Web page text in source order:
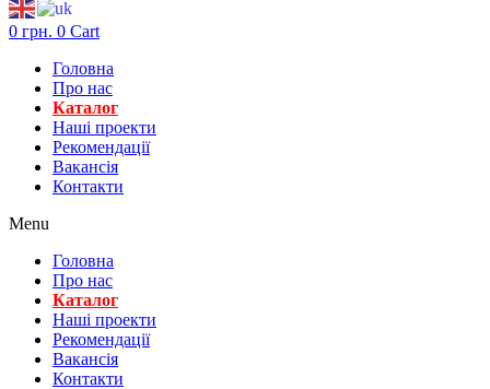
0 грн. 0 Cart
Головна
Про нас
Каталог
Нашi проекти
Рекомендації
Вакансiя
Контакти
Menu
Головна
Про нас
Каталог
Нашi проекти
Рекомендації
Вакансiя
Контакти